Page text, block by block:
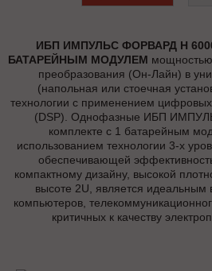
ИБП ИМПУЛЬС ФОРВАРД Н
БАТАРЕЙНЫМ МОДУЛЕМ
преобразования (Он-Лайн) в
(напольная или стоечная
технологии с применением
(DSP). Однофазные ИБП
комплекте с 1 батарейным
использованием технологии 3-х
обеспечивающей
компактному дизайну, высокой
высоте 2U, является
компьютеров,
критичных к качеству